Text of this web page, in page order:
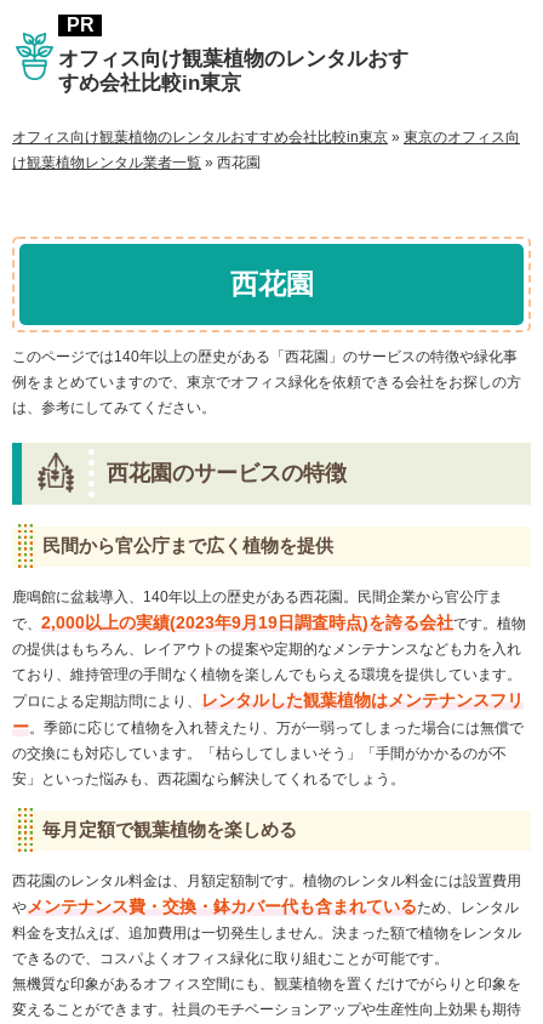
オフィス向け観葉植物のレンタルおす
すめ会社比較in東京
オフィス向け観葉植物のレンタルおすすめ会社比較in東京 » 東京のオフィス向
け観葉植物レンタル業者一覧 » 西花園
西花園
このページでは140年以上の歴史がある「西花園」のサービスの特徴や緑化事
例をまとめていますので、東京でオフィス緑化を依頼できる会社をお探しの方
は、参考にしてみてください。
西花園のサービスの特徴
民間から官公庁まで広く植物を提供
鹿鳴館に盆栽導入、140年以上の歴史がある西花園。民間企業から官公庁ま
で、 2,000以上の実績(2023年9月19日調査時点)を誇る会社です。植物
の提供はもちろん、レイアウトの提案や定期的なメンテナンスなども力を入れ
ており、維持管理の手間なく植物を楽しんでもらえる環境を提供しています。
プロによる定期訪問により、
レンタルした観葉植物はメンテナンスフリ
ー。季節に応じて植物を入れ替えたり、万が一弱ってしまった場合には無償で
の交換にも対応しています。「枯らしてしまいそう」「手間がかかるのが不
安」といった悩みも、西花園なら解決してくれるでしょう。
毎月定額で観葉植物を楽しめる
西花園のレンタル料金は、月額定額制です。植物のレンタル料金には設置費用
やメンテナンス費・交換・鉢カバー代も含まれているため、レンタル
料金を支払えば、追加費用は一切発生しません。決まった額で植物をレンタル
できるので、コスパよくオフィス緑化に取り組むことが可能です。
無機質な印象があるオフィス空間にも、観葉植物を置くだけでがらりと印象を
変えることができます。社員のモチベーションアップや生産性向上効果も期待